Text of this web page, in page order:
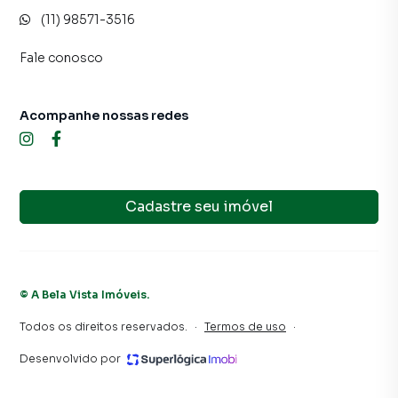
(11) 98571-3516
Fale conosco
Cadastre seu imóvel
Acompanhe nossas redes
© A Bela Vista Imóveis.
Todos os direitos reservados. · Termos de uso ·
Desenvolvido por